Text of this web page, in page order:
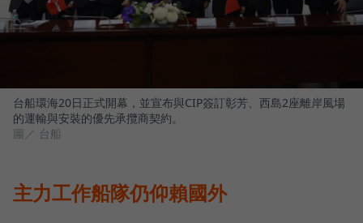
台船環海20日正式開幕，並宣布與CIP簽訂彰芳、西島2座離岸風場
的運輸與安裝的優先承攬商契約。
圖／ 台船
主力工作船隊仍仰賴國外